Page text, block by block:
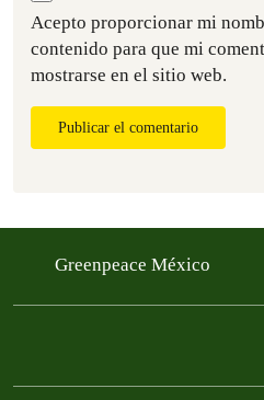
Acepto proporcionar mi
contenido para que mi
mostrarse en el sitio web.
Publicar el comentario
Greenpeace México